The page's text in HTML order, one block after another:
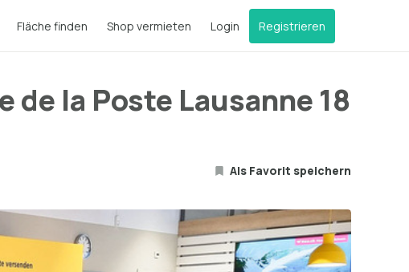
Fläche finden Shop vermieten Login Registrieren
la Poste Lausanne 18
Als Favorit speichern